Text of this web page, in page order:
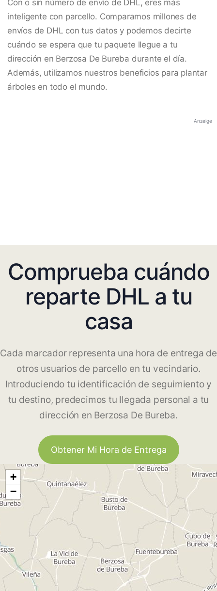
Con o sin número de envío de DHL, eres más
inteligente con parcello. Comparamos millones de
envíos de DHL con tus datos y podemos decirte
cuándo se espera que tu paquete llegue a tu
dirección en Berzosa De Bureba durante el día.
Además, utilizamos nuestros beneficios para plantar
árboles en todo el mundo.
Anzeige
Comprueba cuándo
reparte DHL a tu
casa
Cada marcador representa una hora de entrega de
otros usuarios de parcello en tu vecindario.
Introduciendo tu identificación de seguimiento y
tu destino, predecimos tu llegada personal a tu
dirección en Berzosa De Bureba.
Obtener Mi Hora de Entrega
+
−